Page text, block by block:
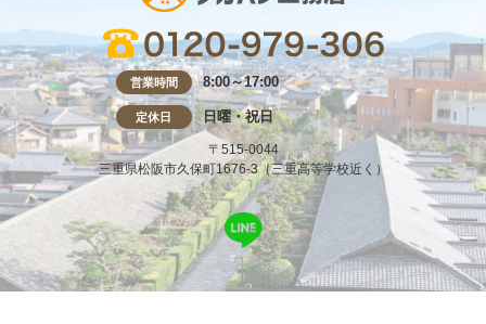
営業時間 8:00～17:00
定休日 日曜・祝日
〒515-0044
三重県松阪市久保町1676-3（三重高等学校近く）